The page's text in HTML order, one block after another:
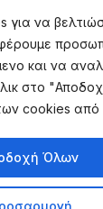
για να
και να
στο
cookies από
Όλων